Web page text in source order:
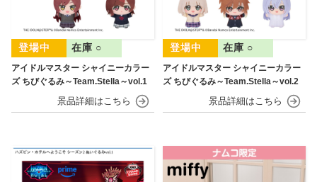
アイドルマスター シャイニーカラー
ズ ちびぐるみ～Team.Stella～vol.1
在庫 ○
アイドルマスター シャイニーカラー
ズ ちびぐるみ～Team.Stella～vol.2
在庫 ○